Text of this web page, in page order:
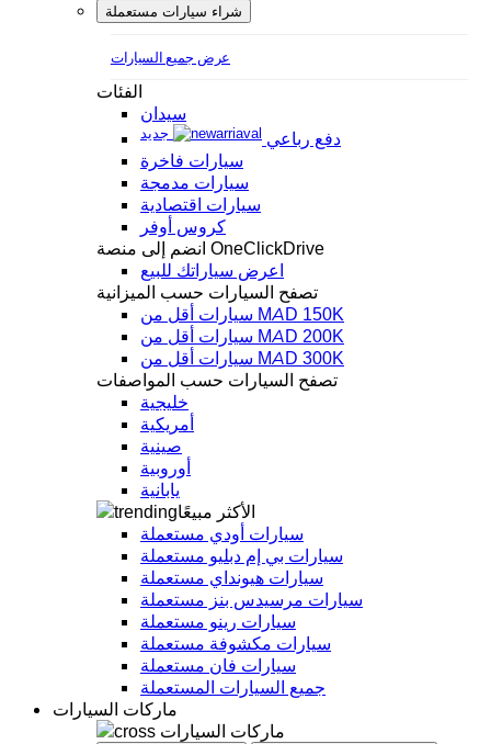
شراء سيارات مستعملة
عرض جميع السيارات
الفئات
سيدان
دفع رباعي
جديد
سيارات فاخرة
سيارات مدمجة
سيارات اقتصادية
كروس أوفر
انضم إلى منصة OneClickDrive
اعرض سياراتك للبيع
تصفح السيارات حسب الميزانية
سيارات أقل من MAD 150K
سيارات أقل من MAD 200K
سيارات أقل من MAD 300K
تصفح السيارات حسب المواصفات
خليجية
أمريكية
صينية
أوروبية
يابانية
الأكثر مبيعًا
سيارات أودي مستعملة
سيارات بي إم دبليو مستعملة
سيارات هيونداي مستعملة
سيارات مرسيدس بنز مستعملة
سيارات رينو مستعملة
سيارات مكشوفة مستعملة
سيارات فان مستعملة
جميع السيارات المستعملة
ماركات السيارات
ماركات السيارات